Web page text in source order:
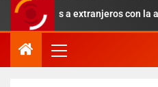
a extranjeros con la abogacía y la